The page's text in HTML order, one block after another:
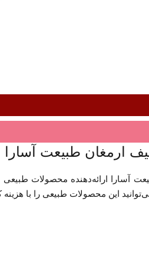
ارمغان طبیعت آسارا
آسارا ارائه‌دهنده محصولات
این محصولات طبیعی را با هزینه